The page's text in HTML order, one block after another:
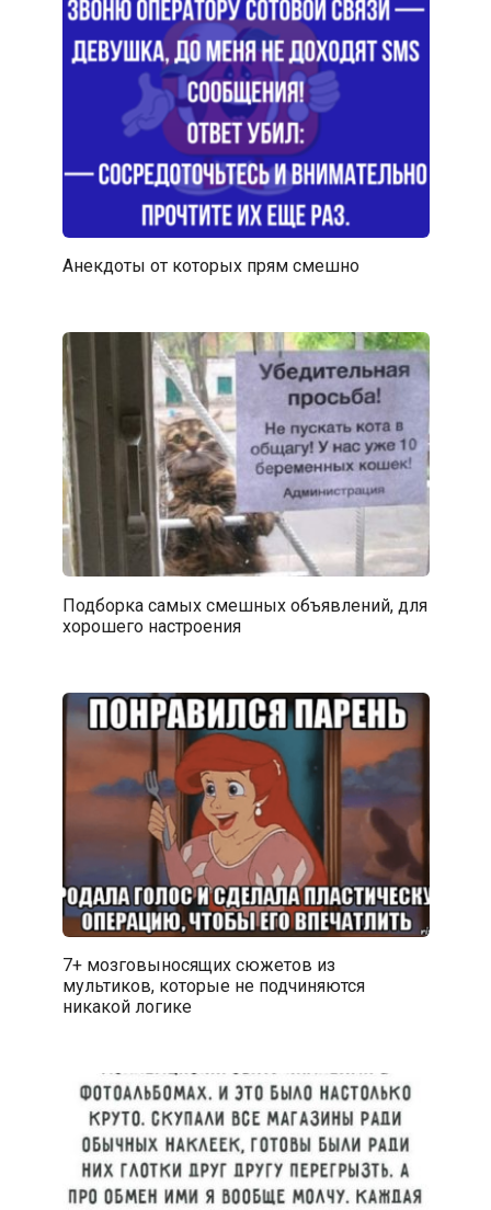
Анекдоты от которых прям смешно
Подборка самых смешных объявлений, для
хорошего настроения
7+ мозговыносящих сюжетов из
мультиков, которые не подчиняются
никакой логике